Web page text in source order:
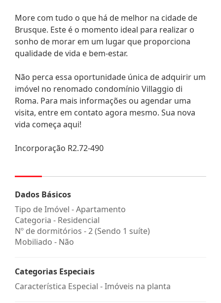
More com tudo o que há de melhor na cidade de
Brusque. Este é o momento ideal para realizar o
sonho de morar em um lugar que proporciona
qualidade de vida e bem-estar.
Não perca essa oportunidade única de adquirir um
imóvel no renomado condomínio Villaggio di
Roma. Para mais informações ou agendar uma
visita, entre em contato agora mesmo. Sua nova
vida começa aqui!
Incorporação R2.72-490
Dados Básicos
Tipo de Imóvel - Apartamento
Categoria - Residencial
Nº de dormitórios - 2 (Sendo 1 suíte)
Mobiliado - Não
Categorias Especiais
Característica Especial - Imóveis na planta